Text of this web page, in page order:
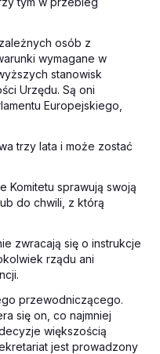
osób z
wymagane w
stanowisk
Urzędu. Są oni
Europejskiego,
trzy lata i może zostać
Komitetu sprawują swoją
do chwili, z którą
zwracają się o instrukcje
rządu ani
przewodniczącego.
się on, co najmniej
większością
jest prowadzony